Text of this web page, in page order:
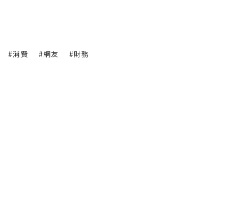
#消費 #網友 #財務